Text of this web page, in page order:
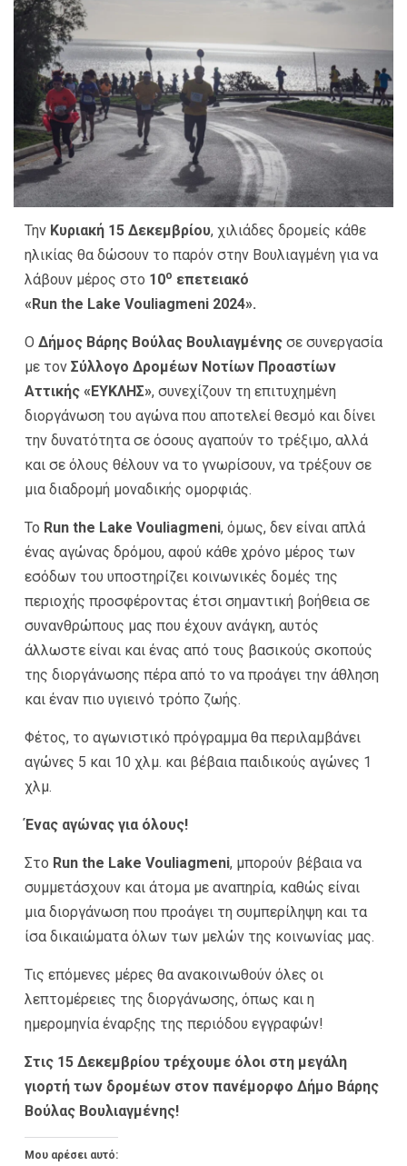
Την Κυριακή 15 Δεκεμβρίου, χιλιάδες δρομείς κάθε
ηλικίας θα δώσουν το παρόν στην Βουλιαγμένη για να
λάβουν μέρος στο 10ο επετειακό
«Run the Lake Vouliagmeni 2024».
Ο Δήμος Βάρης Βούλας Βουλιαγμένης σε συνεργασία
με τον Σύλλογο Δρομέων Νοτίων Προαστίων
Αττικής «ΕΥΚΛΗΣ», συνεχίζουν τη επιτυχημένη
διοργάνωση του αγώνα που αποτελεί θεσμό και δίνει
την δυνατότητα σε όσους αγαπούν το τρέξιμο, αλλά
και σε όλους θέλουν να το γνωρίσουν, να τρέξουν σε
μια διαδρομή μοναδικής ομορφιάς.
Το Run the Lake Vouliagmeni, όμως, δεν είναι απλά
ένας αγώνας δρόμου, αφού κάθε χρόνο μέρος των
εσόδων του υποστηρίζει κοινωνικές δομές της
περιοχής προσφέροντας έτσι σημαντική βοήθεια σε
συνανθρώπους μας που έχουν ανάγκη, αυτός
άλλωστε είναι και ένας από τους βασικούς σκοπούς
της διοργάνωσης πέρα από το να προάγει την άθληση
και έναν πιο υγιεινό τρόπο ζωής.
Φέτος, το αγωνιστικό πρόγραμμα θα περιλαμβάνει
αγώνες 5 και 10 χλμ. και βέβαια παιδικούς αγώνες 1
χλμ.
Ένας αγώνας για όλους!
Στο Run the Lake Vouliagmeni, μπορούν βέβαια να
συμμετάσχουν και άτομα με αναπηρία, καθώς είναι
μια διοργάνωση που προάγει τη συμπερίληψη και τα
ίσα δικαιώματα όλων των μελών της κοινωνίας μας.
Τις επόμενες μέρες θα ανακοινωθούν όλες οι
λεπτομέρειες της διοργάνωσης, όπως και η
ημερομηνία έναρξης της περιόδου εγγραφών!
Στις 15 Δεκεμβρίου τρέχουμε όλοι στη μεγάλη
γιορτή των δρομέων στον πανέμορφο Δήμο Βάρης
Βούλας Βουλιαγμένης!
Μου αρέσει αυτό: